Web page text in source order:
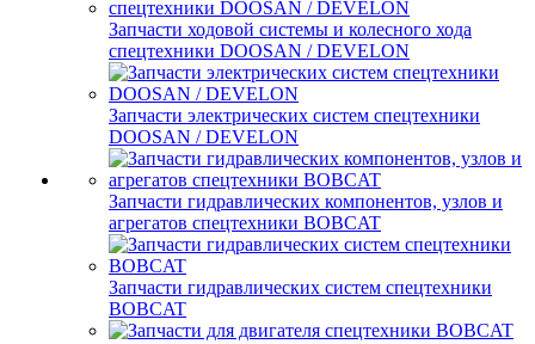
Запчасти ходовой системы и колесного хода
спецтехники DOOSAN / DEVELON
Запчасти электрических систем спецтехники
DOOSAN / DEVELON
Запчасти гидравлических компонентов, узлов и
агрегатов спецтехники BOBCAT
Запчасти гидравлических систем спецтехники
BOBCAT